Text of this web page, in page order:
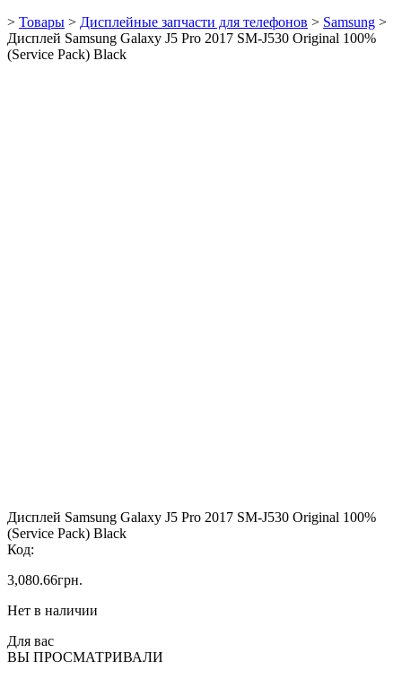
> Товары > Дисплейные запчасти для телефонов > Samsung >
Дисплей Samsung Galaxy J5 Pro 2017 SM-J530 Original 100%
(Service Pack) Black
Дисплей Samsung Galaxy J5 Pro 2017 SM-J530 Original 100%
(Service Pack) Black
Код:
3,080.66грн.
Нет в наличии
Для вас
ВЫ ПРОСМАТРИВАЛИ